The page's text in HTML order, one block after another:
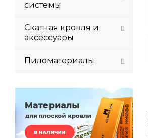
системы
Скатная кровля и
аксессуары
Пиломатериалы